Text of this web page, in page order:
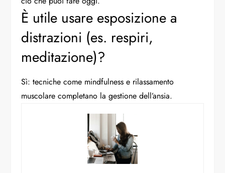
È utile usare esposizione a
distrazioni (es. respiri,
meditazione)?
Sì: tecniche come mindfulness e rilassamento
muscolare completano la gestione dell’ansia.